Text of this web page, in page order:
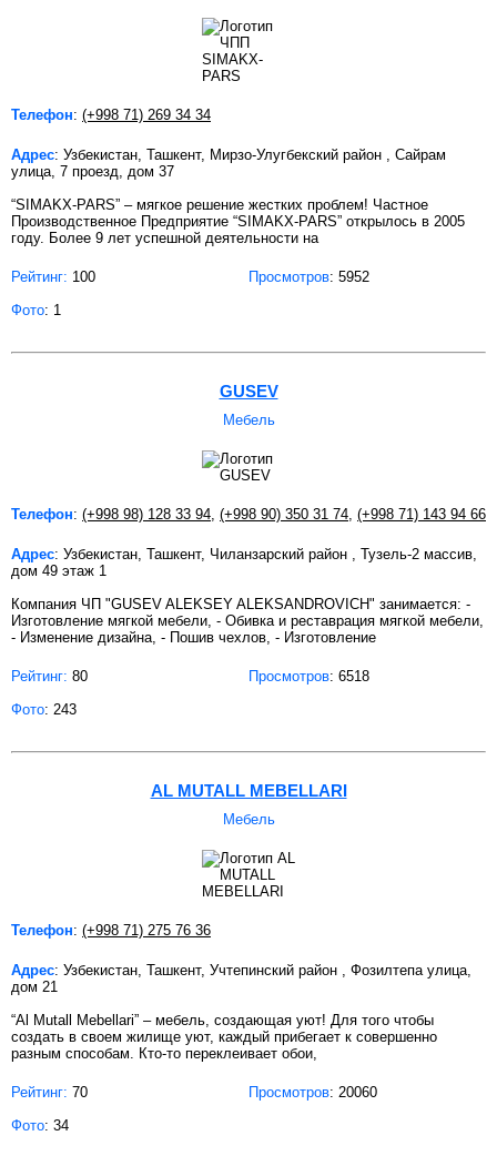
Телефон: (+998 71) 269 34 34
Адрес: Узбекистан, Ташкент, Мирзо-Улугбекский район , Сайрам
улица, 7 проезд, дом 37
“SIMAKX-PARS” – мягкое решение жестких проблем! Частное
Производственное Предприятие “SIMAKX-PARS” открылось в 2005
году. Более 9 лет успешной деятельности на
Рейтинг: 100 Просмотров: 5952
Фото: 1
GUSEV
Мебель
Телефон: (+998 98) 128 33 94, (+998 90) 350 31 74, (+998 71) 143 94 66
Адрес: Узбекистан, Ташкент, Чиланзарский район , Тузель-2 массив,
дом 49 этаж 1
Компания ЧП "GUSEV ALEKSEY ALEKSANDROVICH" занимается: -
Изготовление мягкой мебели, - Обивка и реставрация мягкой мебели,
- Изменение дизайна, - Пошив чехлов, - Изготовление
Рейтинг: 80 Просмотров: 6518
Фото: 243
AL MUTALL MEBELLARI
Мебель
Телефон: (+998 71) 275 76 36
Адрес: Узбекистан, Ташкент, Учтепинский район , Фозилтепа улица,
дом 21
“Al Mutall Mebellari” – мебель, создающая уют! Для того чтобы
создать в своем жилище уют, каждый прибегает к совершенно
разным способам. Кто-то переклеивает обои,
Рейтинг: 70 Просмотров: 20060
Фото: 34